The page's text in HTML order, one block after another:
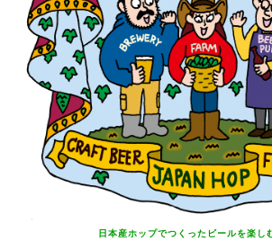
日本産ホップでつくったビールを楽し